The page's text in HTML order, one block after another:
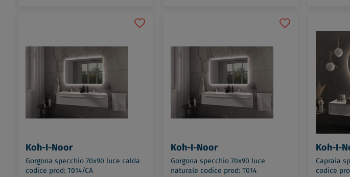
Koh-I-Noor
Gorgona specchio 70x90 luce calda
codice prod: T014/CA
Koh-I-Noor
Gorgona specchio 70x90 luce
naturale codice prod: T014
Koh-I-
Capraia
codice